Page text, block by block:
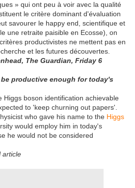
» qui ont peu à voir avec la qualité
le critère dominant d'évaluation
savourer le happy end, scientifique et
une retraite paisible en Ecosse), on
productivistes ne mettent pas en
et les futures découvertes.
The Guardian, Friday 6
productive enough for today's
Higgs boson identification achievable
to 'keep churning out papers'.
who gave his name to the Higgs
would employ him in today's
he would not be considered
article